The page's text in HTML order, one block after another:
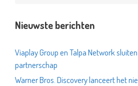
Nieuwste berichten
Viaplay Group en Talpa Network
partnerschap
Warner Bros. Discovery lanceert het